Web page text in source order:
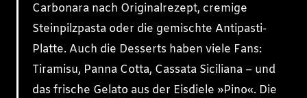
Carbonara nach Originalrezept, cremige
Steinpilzpasta oder die gemischte Antipasti-
Platte. Auch die Desserts haben viele Fans:
Tiramisu, Panna Cotta, Cassata Siciliana – und
das frische Gelato aus der Eisdiele »Pino«. Die